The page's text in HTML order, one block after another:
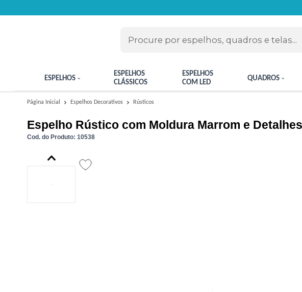
ESPELHOS
ESPELHOS
CLÁSSICOS
ESPELHOS
COM LED
QUADROS
Página Inicial Espelhos Decorativos Rústicos
Espelho Rústico com Moldura Marrom e
Cod. do Produto: 10538